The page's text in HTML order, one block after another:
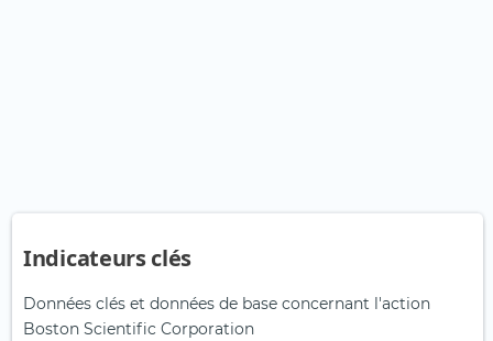
Indicateurs clés
Données clés et données de base concernant l'action
Boston Scientific Corporation